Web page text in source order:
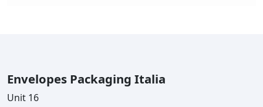
Envelopes Packaging Italia
Unit 16